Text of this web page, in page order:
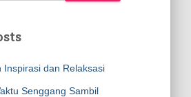
Inspirasi dan Relaksasi
Senggang Sambil